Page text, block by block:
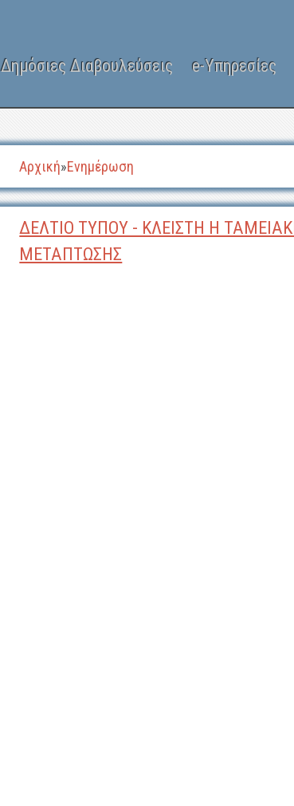
Δημόσιες Διαβουλεύσεις e-Υπηρεσίες
Αρχική»Ενημέρωση
ΔΕΛΤΙΟ ΤΥΠΟΥ - ΚΛΕΙΣΤΗ Η
ΜΕΤΑΠΤΩΣΗΣ